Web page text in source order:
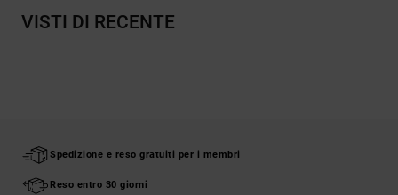
VISTI DI RECENTE
Spedizione e reso gratuiti per i membri
Reso entro 30 giorni